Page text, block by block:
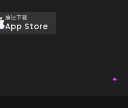
前往下載
App Store